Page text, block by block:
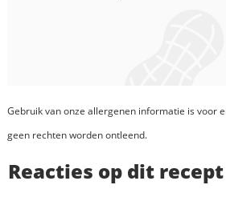
Gebruik van onze allergenen informatie is voor
geen rechten worden ontleend.
Reacties op dit recept